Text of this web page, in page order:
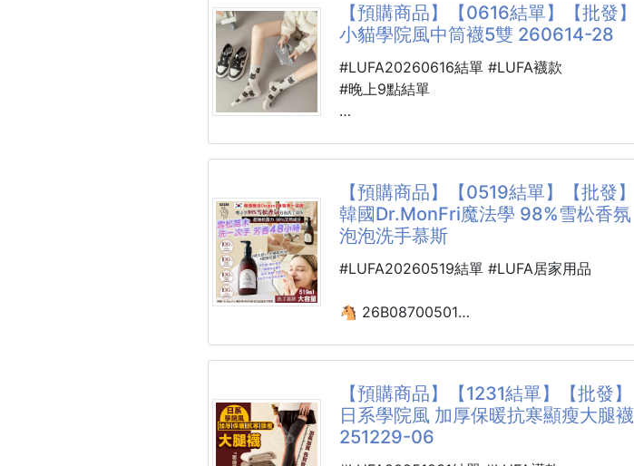
🚧需等待時間🚧
❌不接急單❌
🚨下單後，不接受任何原因取消訂單
----------------------------------------------
⚠️注意事項：
👉圖文+影片僅供參考使用方式
👉所有配
小朋友每天上學是不是都像在搬小書山🤣
課本、作業本、鉛筆盒、水壺通通塞滿，背久
了肩膀痠、背也累，媽媽看了真的會心疼🥹🎒
孩子！
神，重點是背部有立體減壓設計，能分散肩、
背、腰的受力，讓孩子每天上學更輕鬆✨
背面多點式減壓設計，貼合孩子背部曲線，不
會整片硬壓在背上，背起來更舒適～
每天背書、背作業也比較不容
【預購商品】【0616結單】【批發】
小貓學院風中筒襪5雙 260614-28
#LUFA20260616結單 #LUFA襪款
#晚上9點結單
🧦把可愛與潮流一次穿上腳！
🧦可愛貓咪圖案，俏皮又吸睛
🧦簡單搭配球鞋、帆布鞋就能瞬間提升整體穿
🧦不管是日常休閒、上學通勤，還是拍穿搭
🧦中筒襪長度，修飾腿型更好搭
📌材質：
75%棉
22%聚酯纖維
【預購商品】【0519結單】【批發】
韓國Dr.MonFri魔法學 98%雪松香氛
泡泡洗手慕斯
#LUFA20260519結單 #LUFA居家用品
🐴 26B08700501
特色：
雪松蒿木的香味~
【預購商品】【1231結單】【批發】
日系學院風 加厚保暖抗寒顯瘦大腿襪
251229-06